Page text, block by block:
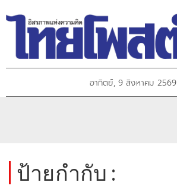
อาทิตย์, 9 สิงหาคม 2569
ป้ายกำกับ :